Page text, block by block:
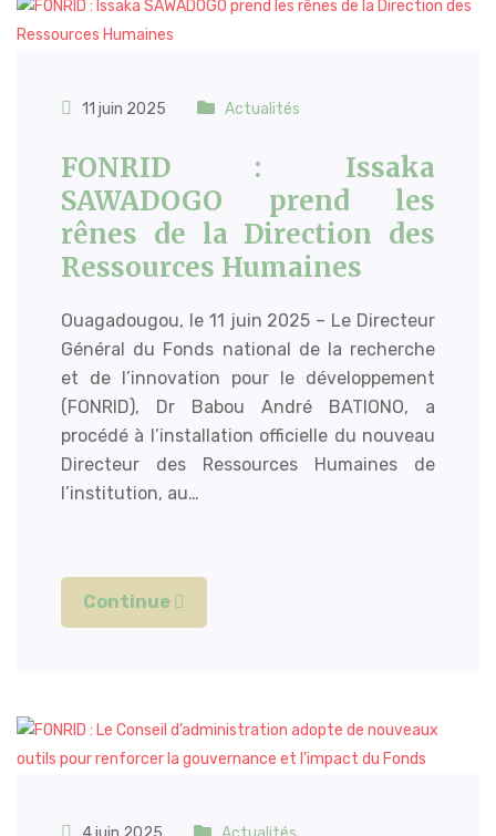
11 juin 2025 Actualités
FONRID : Issaka
SAWADOGO prend les
rênes de la Direction des
Ressources Humaines
Ouagadougou, le 11 juin 2025 – Le Directeur
Général du Fonds national de la recherche
et de l’innovation pour le développement
(FONRID), Dr Babou André BATIONO, a
procédé à l’installation officielle du nouveau
Directeur des Ressources Humaines de
l’institution, au…
Continue